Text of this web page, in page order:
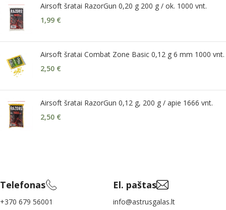
Airsoft šratai RazorGun 0,20 g 200 g / ok. 1000 vnt.
1,99 €
Airsoft šratai Combat Zone Basic 0,12 g 6 mm 1000 vnt.
2,50 €
Airsoft šratai RazorGun 0,12 g, 200 g / apie 1666 vnt.
2,50 €
Telefonas
+370 679 56001
El. paštas
info@astrusgalas.lt